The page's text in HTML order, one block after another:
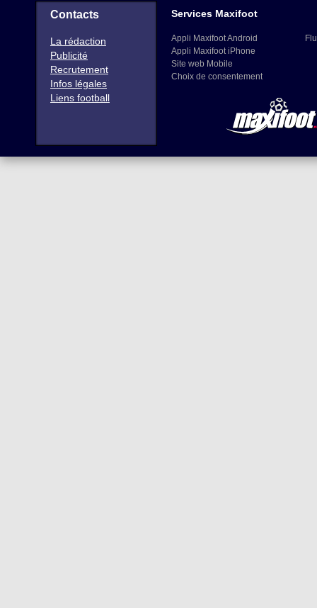
Contacts
La rédaction
Publicité
Recrutement
Infos légales
Liens football
Services Maxifoot
Appli Maxifoot Android
Appli Maxifoot iPhone
Site web Mobile
Choix de consentement